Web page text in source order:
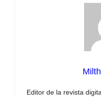
Editor de la revista